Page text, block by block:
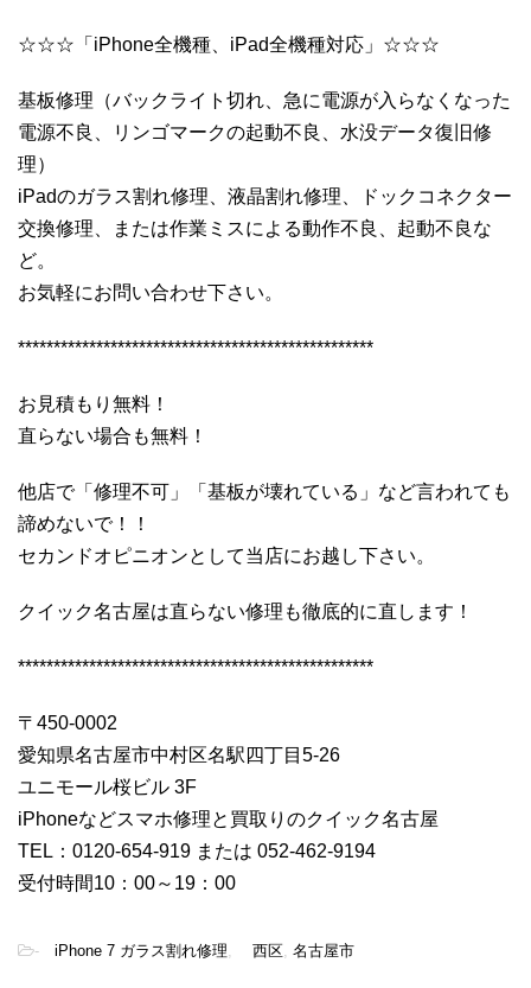
☆☆☆「iPhone全機種、iPad全機種対応」☆☆☆
基板修理（バックライト切れ、急に電源が入らなくなった
電源不良、リンゴマークの起動不良、水没データ復旧修
理）
iPadのガラス割れ修理、液晶割れ修理、ドックコネクター
交換修理、または作業ミスによる動作不良、起動不良な
ど。
お気軽にお問い合わせ下さい。
**************************************************
お見積もり無料！
直らない場合も無料！
他店で「修理不可」「基板が壊れている」など言われても
諦めないで！！
セカンドオピニオンとして当店にお越し下さい。
クイック名古屋は直らない修理も徹底的に直します！
**************************************************
〒450-0002
愛知県名古屋市中村区名駅四丁目5-26
ユニモール桜ビル 3F
iPhoneなどスマホ修理と買取りのクイック名古屋
TEL：0120-654-919 または 052-462-9194
受付時間10：00～19：00
- iPhone 7 ガラス割れ修理 西区 名古屋市